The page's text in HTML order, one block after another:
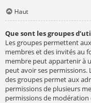
Haut
Que sont les groupes
Les groupes permettent
membres et des invités au
membre peut appartenir à
peut avoir ses permissions.
des groupes permet aux
permissions de plusieurs
permissions de